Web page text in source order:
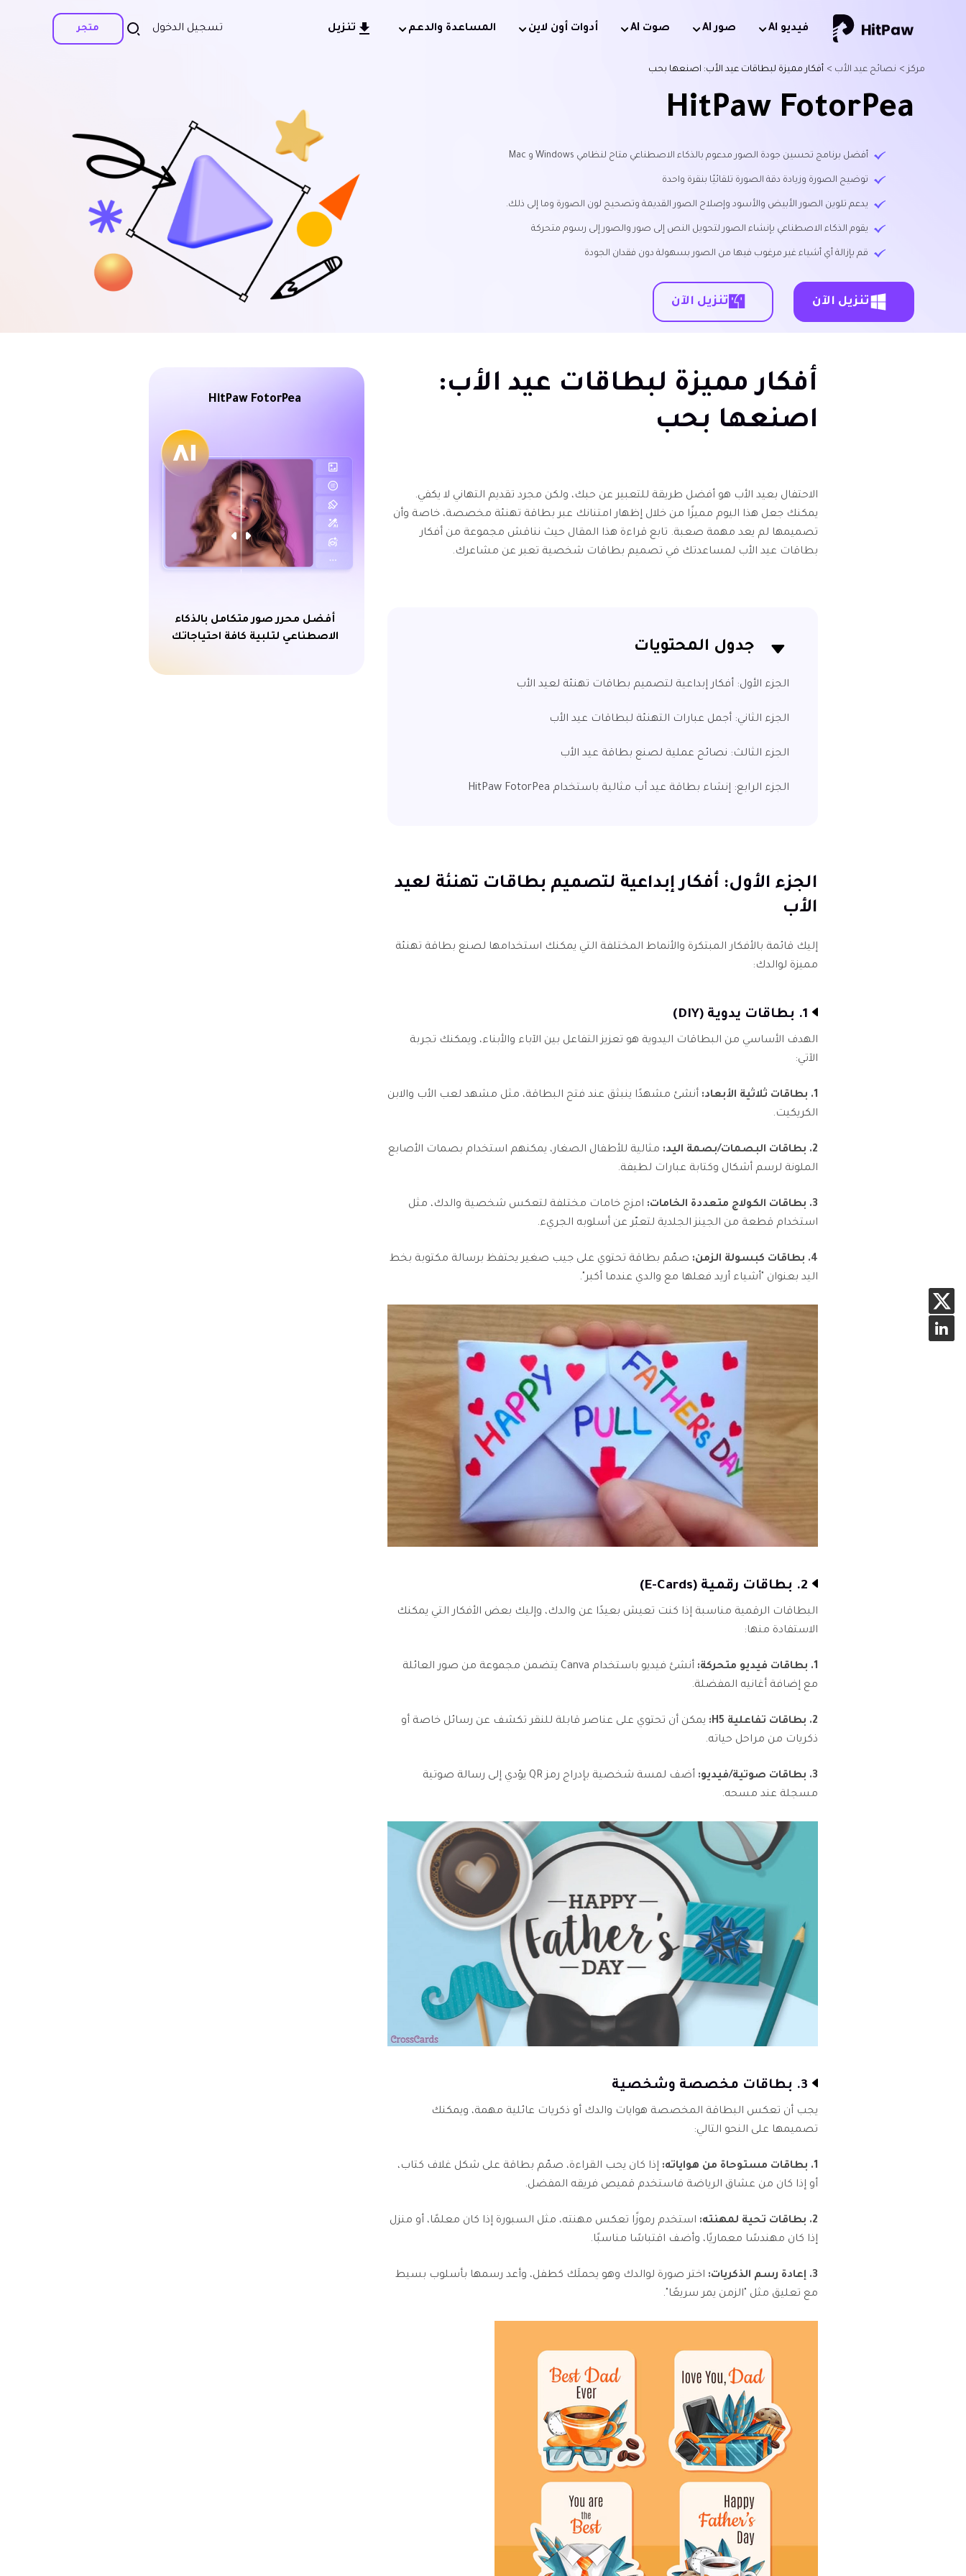
تسجيل الدخول متجر فيديو Al صور AI صوت AI أدوات أون لاين المساعدة والدعم تنزيل
مركز > نصائح عيد الأب > أفكار مميزة لبطاقات عيد الأب: اصنعها بحب
HitPaw FotorPea
أفضل برنامج تحسين جودة الصور مدعوم بالذكاء الاصطناعي متاح لنظامي Windows و Mac
توضيح الصورة وزيادة دقة الصورة تلقائيًا بنقرة واحدة
يدعم تلوين الصور الأبيض والأسود وإصلاح الصور القديمة وتصحيح لون الصورة وما إلى ذلك.
يقوم الذكاء الاصطناعي بإنشاء الصور لتحويل النص إلى صور والصور إلى رسوم متحركة
قم بإزالة أي أشياء غير مرغوب فيها من الصور بسهولة دون فقدان الجودة
تنزيل الآن تنزيل الآن
أفكار مميزة لبطاقات عيد الأب:
اصنعها بحب
الاحتفال بعيد الأب هو أفضل طريقة للتعبير عن حبك، ولكن مجرد تقديم التهاني لا يكفي.
يمكنك جعل هذا اليوم مميزًا من خلال إظهار امتنانك عبر بطاقة تهنئة مخصصة، خاصة وأن
تصميمها لم يعد مهمة صعبة. تابع قراءة هذا المقال حيث نناقش مجموعة من أفكار
بطاقات عيد الأب لمساعدتك في تصميم بطاقات شخصية تعبر عن مشاعرك.
جدول المحتويات
الجزء الأول: أفكار إبداعية لتصميم بطاقات تهنئة لعيد الأب
الجزء الثاني: أجمل عبارات التهنئة لبطاقات عيد الأب
الجزء الثالث: نصائح عملية لصنع بطاقة عيد الأب
الجزء الرابع: إنشاء بطاقة عيد أب مثالية باستخدام HitPaw FotorPea
الجزء الأول: أفكار إبداعية لتصميم بطاقات تهنئة لعيد
الأب
إليك قائمة بالأفكار المبتكرة والأنماط المختلفة التي يمكنك استخدامها لصنع بطاقة تهنئة
مميزة لوالدك:
1. بطاقات يدوية (DIY)
الهدف الأساسي من البطاقات اليدوية هو تعزيز التفاعل بين الآباء والأبناء، ويمكنك تجربة
الآتي:
1. بطاقات ثلاثية الأبعاد:
أنشئ مشهدًا ينبثق عند فتح البطاقة، مثل مشهد لعب الأب والابن
الكريكيت.
2. بطاقات البصمات/بصمة اليد:
مثالية للأطفال الصغار، يمكنهم استخدام بصمات الأصابع
الملونة لرسم أشكال وكتابة عبارات لطيفة.
3. بطاقات الكولاج متعددة الخامات:
امزج خامات مختلفة لتعكس شخصية والدك، مثل
استخدام قطعة من الجينز الجلدية لتعبّر عن أسلوبه الجريء.
4. بطاقات كبسولة الزمن:
صمّم بطاقة تحتوي على جيب صغير يحتفظ برسالة مكتوبة بخط
اليد بعنوان "أشياء أريد فعلها مع والدي عندما أكبر".
2. بطاقات رقمية (E-Cards)
البطاقات الرقمية مناسبة إذا كنت تعيش بعيدًا عن والدك، وإليك بعض الأفكار التي يمكنك
الاستفادة منها:
1. بطاقات فيديو متحركة:
أنشئ فيديو باستخدام Canva يتضمن مجموعة من صور العائلة
مع إضافة أغانيه المفضلة.
2. بطاقات تفاعلية H5:
يمكن أن تحتوي على عناصر قابلة للنقر تكشف عن رسائل خاصة أو
ذكريات من مراحل حياته.
3. بطاقات صوتية/فيديو:
أضف لمسة شخصية بإدراج رمز QR يؤدي إلى رسالة صوتية
مسجلة عند مسحه.
3. بطاقات مخصصة وشخصية
يجب أن تعكس البطاقة المخصصة هوايات والدك أو ذكريات عائلية مهمة، ويمكنك
تصميمها على النحو التالي:
1. بطاقات مستوحاة من هواياته:
إذا كان يحب القراءة، صمّم بطاقة على شكل غلاف كتاب،
أو إذا كان من عشاق الرياضة فاستخدم قميص فريقه المفضل.
2. بطاقات تحية لمهنته:
استخدم رموزًا تعكس مهنته، مثل السبورة إذا كان معلمًا، أو منزل
إذا كان مهندسًا معماريًا، وأضف اقتباسًا مناسبًا.
3. إعادة رسم الذكريات:
اختر صورة لوالدك وهو يحملَك كطفل، وأعد رسمها بأسلوب بسيط
مع تعليق مثل "الزمن يمر سريعًا".
HitPaw FotorPea
أفضل محرر صور متكامل بالذكاء
الاصطناعي لتلبية كافة احتياجاتك